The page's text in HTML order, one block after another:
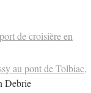
de croisière en
au pont de Tolbiac,
Debrie